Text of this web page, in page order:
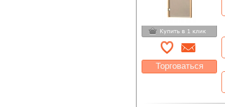
Торговаться
Указать цену